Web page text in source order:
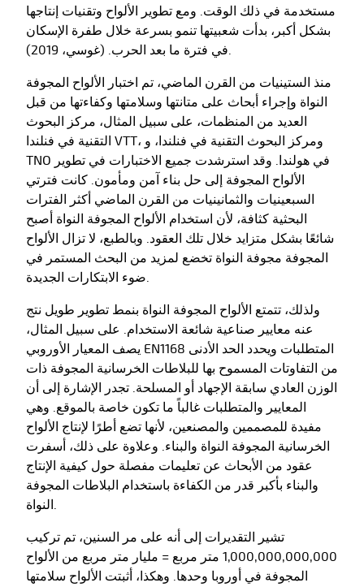
مستخدمة في ذلك الوقت. ومع تطوير الألواح وتقنيات إنتاجها
بشكل أكبر، بدأت شعبيتها تنمو بسرعة خلال طفرة الإسكان
في فترة ما بعد الحرب. (غوسي، 2019).
منذ الستينيات من القرن الماضي، تم اختبار الألواح المجوفة
النواة وإجراء أبحاث على متانتها وسلامتها وكفاءتها من قبل
العديد من المنظمات، على سبيل المثال، مركز البحوث
التقنية في فنلندا VTT، ومركز البحوث التقنية في فنلندا، و
TNO في هولندا. وقد استرشدت جميع الاختبارات في تطوير
الألواح المجوفة إلى حل بناء آمن ومأمون. كانت فترتي
السبعينيات والثمانينيات من القرن الماضي أكثر الفترات
البحثية كثافة، لأن استخدام الألواح المجوفة النواة أصبح
شائعًا بشكل متزايد خلال تلك العقود. وبالطبع، لا تزال الألواح
المجوفة مجوفة النواة تخضع لمزيد من البحث المستمر في
ضوء الابتكارات الجديدة.
ولذلك، تتمتع الألواح المجوفة النواة بنمط تطوير طويل نتج
عنه معايير صناعية شائعة الاستخدام. على سبيل المثال،
يصف المعيار الأوروبي EN1168 المتطلبات ويحدد الحد الأدنى
من التفاوتات المسموح بها للبلاطات الخرسانية المجوفة ذات
الوزن العادي سابقة الإجهاد أو المسلحة. تجدر الإشارة إلى أن
المعايير والمتطلبات غالباً ما تكون خاصة بالموقع. وهي
مفيدة للمصممين والمصنعين، لأنها تضع أطرًا لإنتاج الألواح
الخرسانية المجوفة النواة والبناء. وعلاوة على ذلك، أسفرت
عقود من الأبحاث عن تعليمات مفصلة حول كيفية الإنتاج
والبناء بأكبر قدر من الكفاءة باستخدام البلاطات المجوفة
النواة.
تشير التقديرات إلى أنه على مر السنين، تم تركيب
1,000,000,000,000 متر مربع = مليار متر مربع من الألواح
المجوفة في أوروبا وحدها. وهكذا، أثبتت الألواح سلامتها